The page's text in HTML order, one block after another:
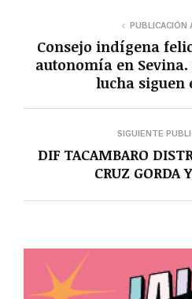
PUBLICACIÓN
Consejo indígena
autonomía en
lucha siguen
SIGUIENTE
DIF TACAMBARO
CRUZ GORDA